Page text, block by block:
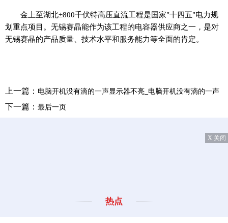
金上至湖北±800千伏特高压直流工程是国家"十四五"电力规
划重点项目。无锡赛晶能作为该工程的电容器供应商之一，是对
无锡赛晶的产品质量、技术水平和服务能力等全面的肯定。
上一篇： 电脑开机没有滴的一声显示器不亮_电脑开机没有滴的一声
下一篇： 最后一页
X 关闭
热点